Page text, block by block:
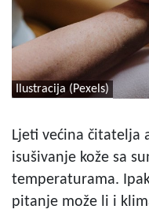
Ilustracija (Pexels)
Ljeti većina čitatelja
isušivanje kože sa
temperaturama.
pitanje može li i